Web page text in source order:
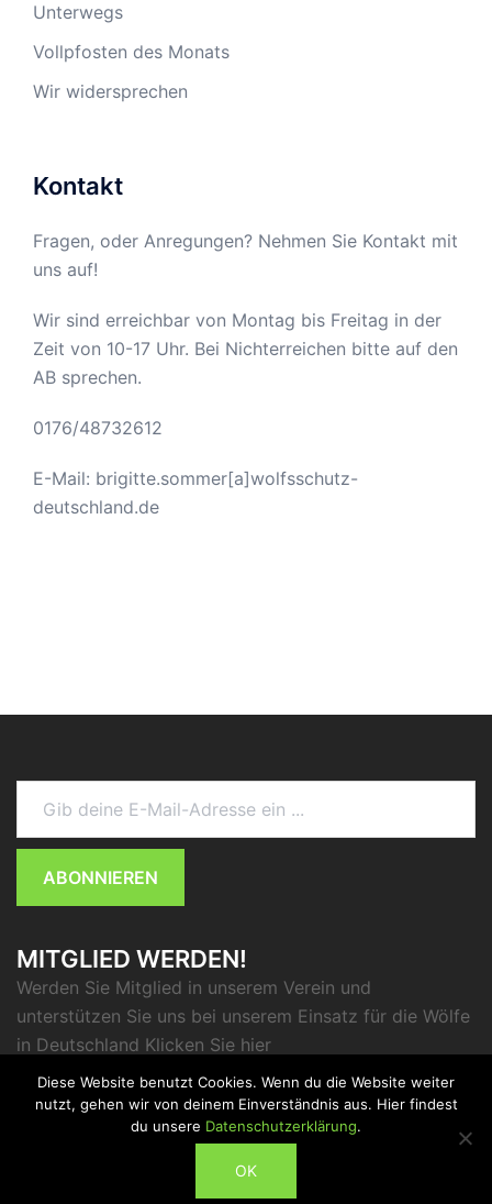
Unterwegs
Vollpfosten des Monats
Wir widersprechen
Kontakt
Fragen, oder Anregungen? Nehmen Sie Kontakt mit
uns auf!
Wir sind erreichbar von Montag bis Freitag in der
Zeit von 10-17 Uhr. Bei Nichterreichen bitte auf den
AB sprechen.
0176/48732612
E-Mail: brigitte.sommer[a]wolfsschutz-
deutschland.de
Gib deine E-Mail-Adresse ein ...
ABONNIEREN
MITGLIED WERDEN!
Werden Sie Mitglied in unserem Verein und
unterstützen Sie uns bei unserem Einsatz für die Wölfe
in Deutschland Klicken Sie hier
© 2026 . Stolz präsentiert von
Diese Website benutzt Cookies. Wenn du die Website weiter
nutzt, gehen wir von deinem Einverständnis aus. Hier findest
du unsere Datenschutzerklärung.
OK